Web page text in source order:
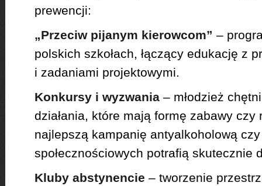
prewencji:
„Przeciw pijanym kierowcom” –
polskich szkołach, łączący edukację z
i zadaniami projektowymi.
Konkursy i wyzwania– młodzież
działania, które mają formę zabawy
najlepszą kampanię antyalkoholową
społecznościowych potrafią skutecznie
Kluby abstynencie – tworzenie